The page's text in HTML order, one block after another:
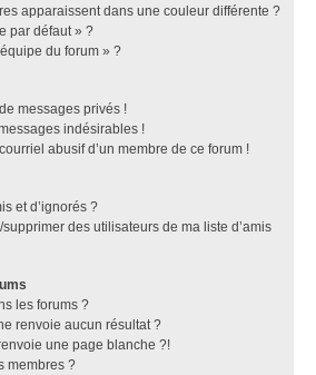
apparaissent dans une couleur différente ?
par défaut » ?
du forum » ?
messages privés !
indésirables !
abusif d’un membre de ce forum !
et d’ignorés ?
des utilisateurs de ma liste d’amis
les forums ?
renvoie aucun résultat ?
une page blanche ?!
membres ?